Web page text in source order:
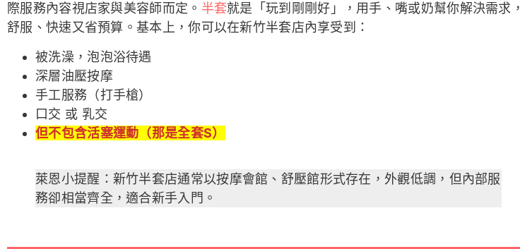
際服務內容視店家與美容師而定。 半套就是「玩到剛剛好」，用手、嘴或奶幫你解決需求，
舒服、快速又省預算。基本上，你可以在新竹半套店內享受到：
被洗澡，泡泡浴待遇
深層油壓按摩
手工服務（打手槍）
口交 或 乳交
但不包含活塞運動（那是全套S）
萊恩小提醒：新竹半套店通常以按摩會館、舒壓館形式存在，外觀低調，但內部服
務卻相當齊全，適合新手入門。